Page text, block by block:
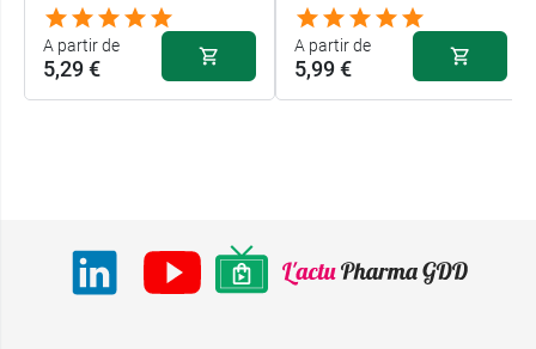
A partir de
5,29 €
A partir de
5,99 €